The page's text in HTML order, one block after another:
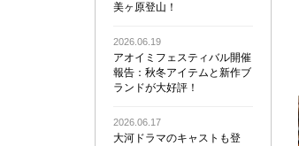
美ヶ原登山！
2026.06.19
アオイミフェスティバル開催
報告：秋冬アイテムと新作ブ
ランドが大好評！
2026.06.17
大河ドラマのキャストも登